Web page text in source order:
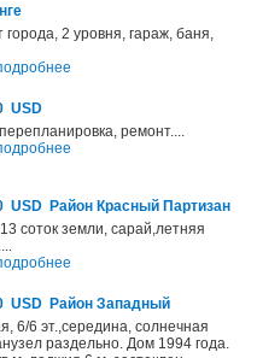
2 уровня, гараж, баня,
USD
ремонт....
USD Район Красный Партизан
соток земли, сарай,летняя
USD Район Западный
6/6 эт.,середина, солнечная
раздельно. Дом 1994 года.